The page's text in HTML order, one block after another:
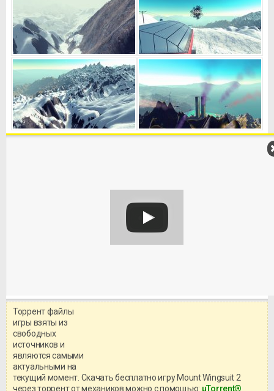
Торрент файлы
игры взяты из
свободных
источников и
являются самыми
актуальными на
текущий момент. Скачать бесплатно игру Mount Wingsuit 2
через торрент от механиков можно с помощью: μTorrent®